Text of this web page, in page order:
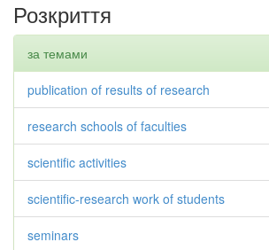
Розкриття
за темами
publication of results of research
research schools of faculties
scientific activities
scientific-research work of students
seminars